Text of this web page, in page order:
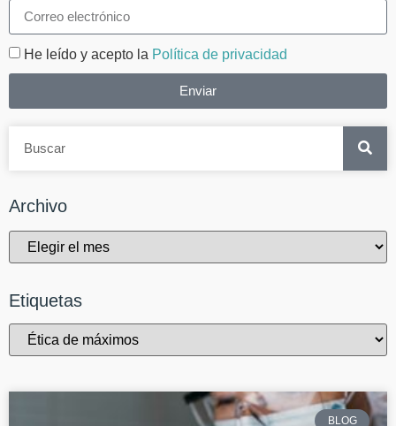
He leído y acepto la Política de privacidad
Enviar
Archivo
Etiquetas
BLOG